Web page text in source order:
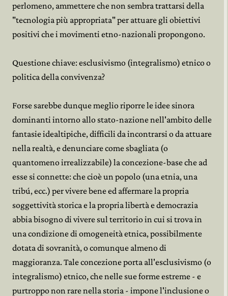
perlomeno, ammettere che non sembra trattarsi della
"tecnologia più appropriata" per attuare gli obiettivi
positivi che i movimenti etno-nazionali propongono.
Questione chiave: esclusivismo (integralismo) etnico o
politica della convivenza?
Forse sarebbe dunque meglio riporre le idee sinora
dominanti intorno allo stato-nazione nell'ambito delle
fantasie idealtipiche, difficili da incontrarsi o da attuare
nella realtà, e denunciare come sbagliata (o
quantomeno irrealizzabile) la concezione-base che ad
esse si connette: che cioè un popolo (una etnia, una
tribú, ecc.) per vivere bene ed affermare la propria
soggettività storica e la propria libertà e democrazia
abbia bisogno di vivere sul territorio in cui si trova in
una condizione di omogeneità etnica, possibilmente
dotata di sovranità, o comunque almeno di
maggioranza. Tale concezione porta all'esclusivismo (o
integralismo) etnico, che nelle sue forme estreme - e
purtroppo non rare nella storia - impone l'inclusione o